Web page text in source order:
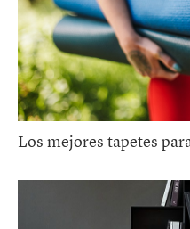
Los mejores tapetes